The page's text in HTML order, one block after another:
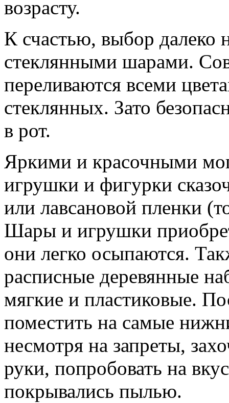
возрасту.
К счастью, выбор далеко
стеклянными шарами.
переливаются всеми
стеклянных. Зато
в рот.
Яркими и красочными
игрушки и фигурки
или лавсановой пленки
Шары и игрушки
они легко осыпаются.
расписные деревянные
мягкие и пластиковые.
поместить на самые
несмотря на запреты,
руки, попробовать на
покрывались пылью.